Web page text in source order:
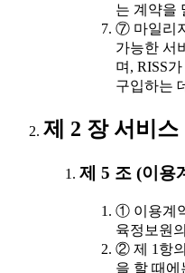
는 계약을
⑦ 마일리
가능한 서
며, RISS
구입하는
제 2 장 서비
제 5 조 (이용
① 이용계
육정보원
② 제 1항
을 할 때에